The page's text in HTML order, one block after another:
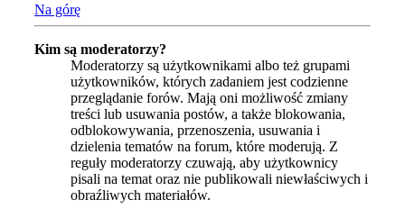
Na górę
Kim są moderatorzy?
Moderatorzy są użytkownikami albo też grupami
użytkowników, których zadaniem jest codzienne
przeglądanie forów. Mają oni możliwość zmiany
treści lub usuwania postów, a także blokowania,
odblokowywania, przenoszenia, usuwania i
dzielenia tematów na forum, które moderują. Z
reguły moderatorzy czuwają, aby użytkownicy
pisali na temat oraz nie publikowali niewłaściwych i
obraźliwych materiałów.